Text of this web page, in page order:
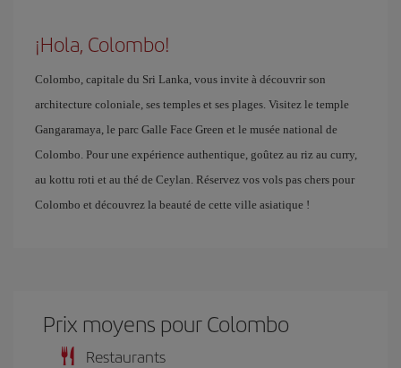
¡Hola, Colombo!
Colombo, capitale du Sri Lanka, vous invite à découvrir son
architecture coloniale, ses temples et ses plages. Visitez le temple
Gangaramaya, le parc Galle Face Green et le musée national de
Colombo. Pour une expérience authentique, goûtez au riz au curry,
au kottu roti et au thé de Ceylan. Réservez vos vols pas chers pour
Colombo et découvrez la beauté de cette ville asiatique !
Prix ​​moyens pour Colombo
Restaurants